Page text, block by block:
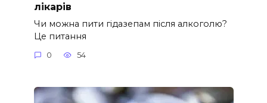
лікарів
Чи можна пити гідазепам після алкоголю?
Це питання
0 54